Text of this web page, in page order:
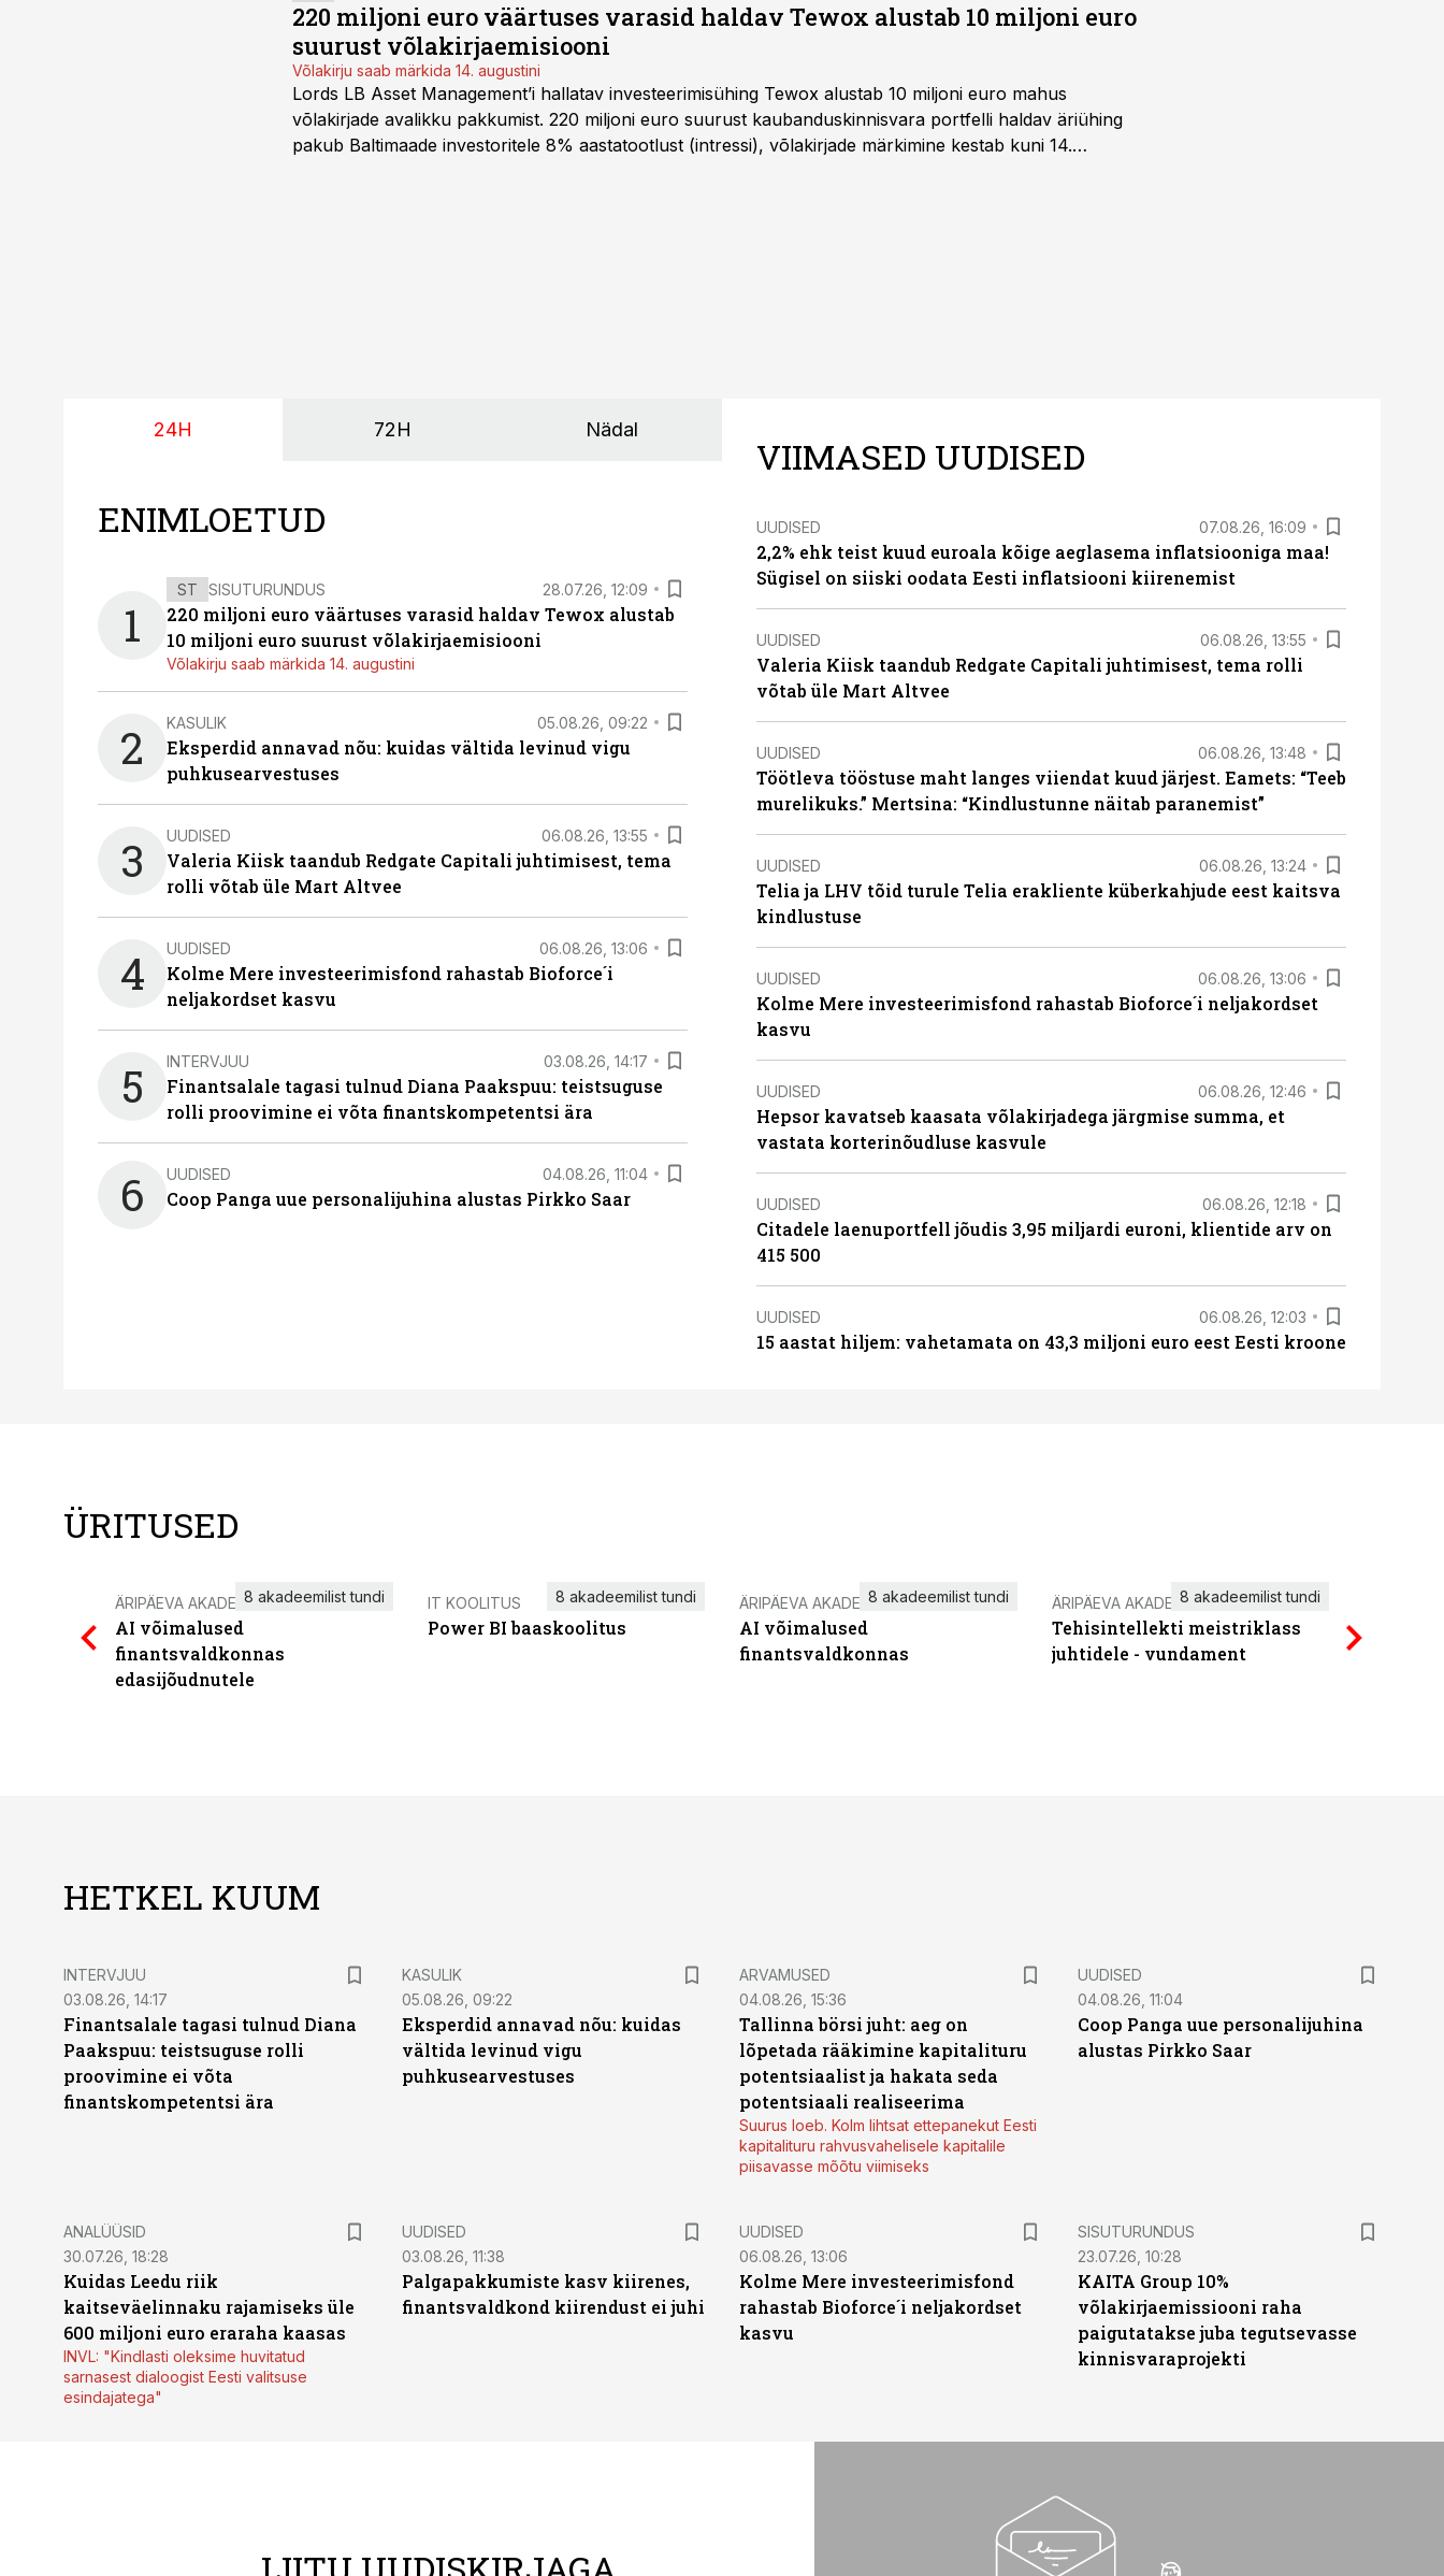
220 miljoni euro väärtuses varasid haldav Tewox alustab 10 miljoni euro
suurust võlakirjaemisiooni
Võlakirju saab märkida 14. augustini
Lords LB Asset Management’i hallatav investeerimisühing Tewox alustab 10 miljoni euro mahus
võlakirjade avalikku pakkumist. 220 miljoni euro suurust kaubanduskinnisvara portfelli haldav äriühing
pakub Baltimaade investoritele 8% aastatootlust (intressi), võlakirjade märkimine kestab kuni 14.
24H 72H Nädal
ENIMLOETUD
1
ST SISUTURUNDUS 28.07.26, 12:09
220 miljoni euro väärtuses varasid haldav Tewox alustab
10 miljoni euro suurust võlakirjaemisiooni
Võlakirju saab märkida 14. augustini
2 KASULIK 05.08.26, 09:22
Eksperdid annavad nõu: kuidas vältida levinud vigu
puhkusearvestuses
3 UUDISED 06.08.26, 13:55
Valeria Kiisk taandub Redgate Capitali juhtimisest, tema
rolli võtab üle Mart Altvee
4 UUDISED 06.08.26, 13:06
Kolme Mere investeerimisfond rahastab Bioforce´i
neljakordset kasvu
5 INTERVJUU 03.08.26, 14:17
Finantsalale tagasi tulnud Diana Paakspuu: teistsuguse
rolli proovimine ei võta finantskompetentsi ära
6 UUDISED 04.08.26, 11:04
Coop Panga uue personalijuhina alustas Pirkko Saar
VIIMASED UUDISED
UUDISED 07.08.26, 16:09
2,2% ehk teist kuud euroala kõige aeglasema inflatsiooniga maa!
Sügisel on siiski oodata Eesti inflatsiooni kiirenemist
UUDISED 06.08.26, 13:55
Valeria Kiisk taandub Redgate Capitali juhtimisest, tema rolli
võtab üle Mart Altvee
UUDISED 06.08.26, 13:48
Töötleva tööstuse maht langes viiendat kuud järjest. Eamets: “Teeb
murelikuks.” Mertsina: “Kindlustunne näitab paranemist”
UUDISED 06.08.26, 13:24
Telia ja LHV tõid turule Telia erakliente küberkahjude eest kaitsva
kindlustuse
UUDISED 06.08.26, 13:06
Kolme Mere investeerimisfond rahastab Bioforce´i neljakordset
kasvu
UUDISED 06.08.26, 12:46
Hepsor kavatseb kaasata võlakirjadega järgmise summa, et
vastata korterinõudluse kasvule
UUDISED 06.08.26, 12:18
Citadele laenuportfell jõudis 3,95 miljardi euroni, klientide arv on
415 500
UUDISED 06.08.26, 12:03
15 aastat hiljem: vahetamata on 43,3 miljoni euro eest Eesti kroone
ÜRITUSED
ÄRIPÄEVA AKADEEMIA
AI võimalused
finantsvaldkonnas
edasijõudnutele
8 akadeemilist tundi IT KOOLITUS
Power BI baaskoolitus
8 akadeemilist tundi ÄRIPÄEVA AKADEEMIA
AI võimalused
finantsvaldkonnas
8 akadeemilist tundi ÄRIPÄEVA AKADEEMIA
Tehisintellekti meistriklass
juhtidele - vundament
8 akadeemilist tundi
HETKEL KUUM
INTERVJUU
03.08.26, 14:17
Finantsalale tagasi tulnud Diana
Paakspuu: teistsuguse rolli
proovimine ei võta
finantskompetentsi ära
KASULIK
05.08.26, 09:22
Eksperdid annavad nõu: kuidas
vältida levinud vigu
puhkusearvestuses
ARVAMUSED
04.08.26, 15:36
Tallinna börsi juht: aeg on
lõpetada rääkimine kapitalituru
potentsiaalist ja hakata seda
potentsiaali realiseerima
Suurus loeb. Kolm lihtsat ettepanekut Eesti
kapitalituru rahvusvahelisele kapitalile
piisavasse mõõtu viimiseks
UUDISED
04.08.26, 11:04
Coop Panga uue personalijuhina
alustas Pirkko Saar
ANALÜÜSID
30.07.26, 18:28
Kuidas Leedu riik
kaitseväelinnaku rajamiseks üle
600 miljoni euro eraraha kaasas
INVL: "Kindlasti oleksime huvitatud
sarnasest dialoogist Eesti valitsuse
esindajatega"
UUDISED
03.08.26, 11:38
Palgapakkumiste kasv kiirenes,
finantsvaldkond kiirendust ei juhi
UUDISED
06.08.26, 13:06
Kolme Mere investeerimisfond
rahastab Bioforce´i neljakordset
kasvu
ST
SISUTURUNDUS
23.07.26, 10:28
KAITA Group 10%
võlakirjaemissiooni raha
paigutatakse juba tegutsevasse
kinnisvaraprojekti